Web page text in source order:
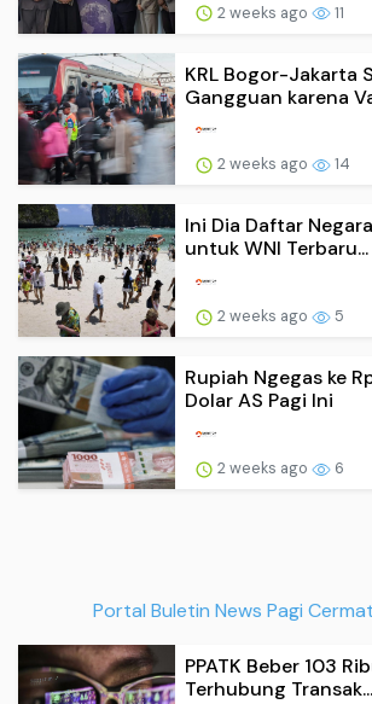
2 weeks ago 11
KRL Bogor-Jakarta
Gangguan karena
2 weeks ago 14
Ini Dia Daftar
untuk WNI Terbaru...
2 weeks ago 5
Rupiah Ngegas ke
Dolar AS Pagi Ini
2 weeks ago 6
Portal Buletin News Pagi
PPATK Beber 103
Terhubung Transak...